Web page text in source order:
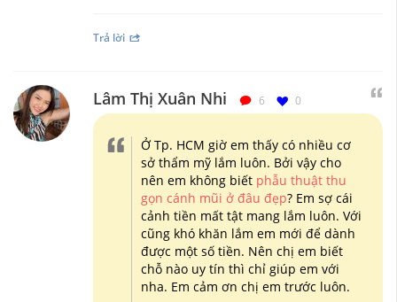
Trả lời
Lâm Thị Xuân Nhi 6 0
Ở Tp. HCM giờ em thấy có nhiều cơ
sở thẩm mỹ lắm luôn. Bởi vậy cho
nên em không biết phẫu thuật thu
gọn cánh mũi ở đâu đẹp? Em sợ cái
cảnh tiền mất tật mang lắm luôn. Với
cũng khó khăn lắm em mới để dành
được một số tiền. Nên chị em biết
chỗ nào uy tín thì chỉ giúp em với
nha. Em cảm ơn chị em trước luôn.